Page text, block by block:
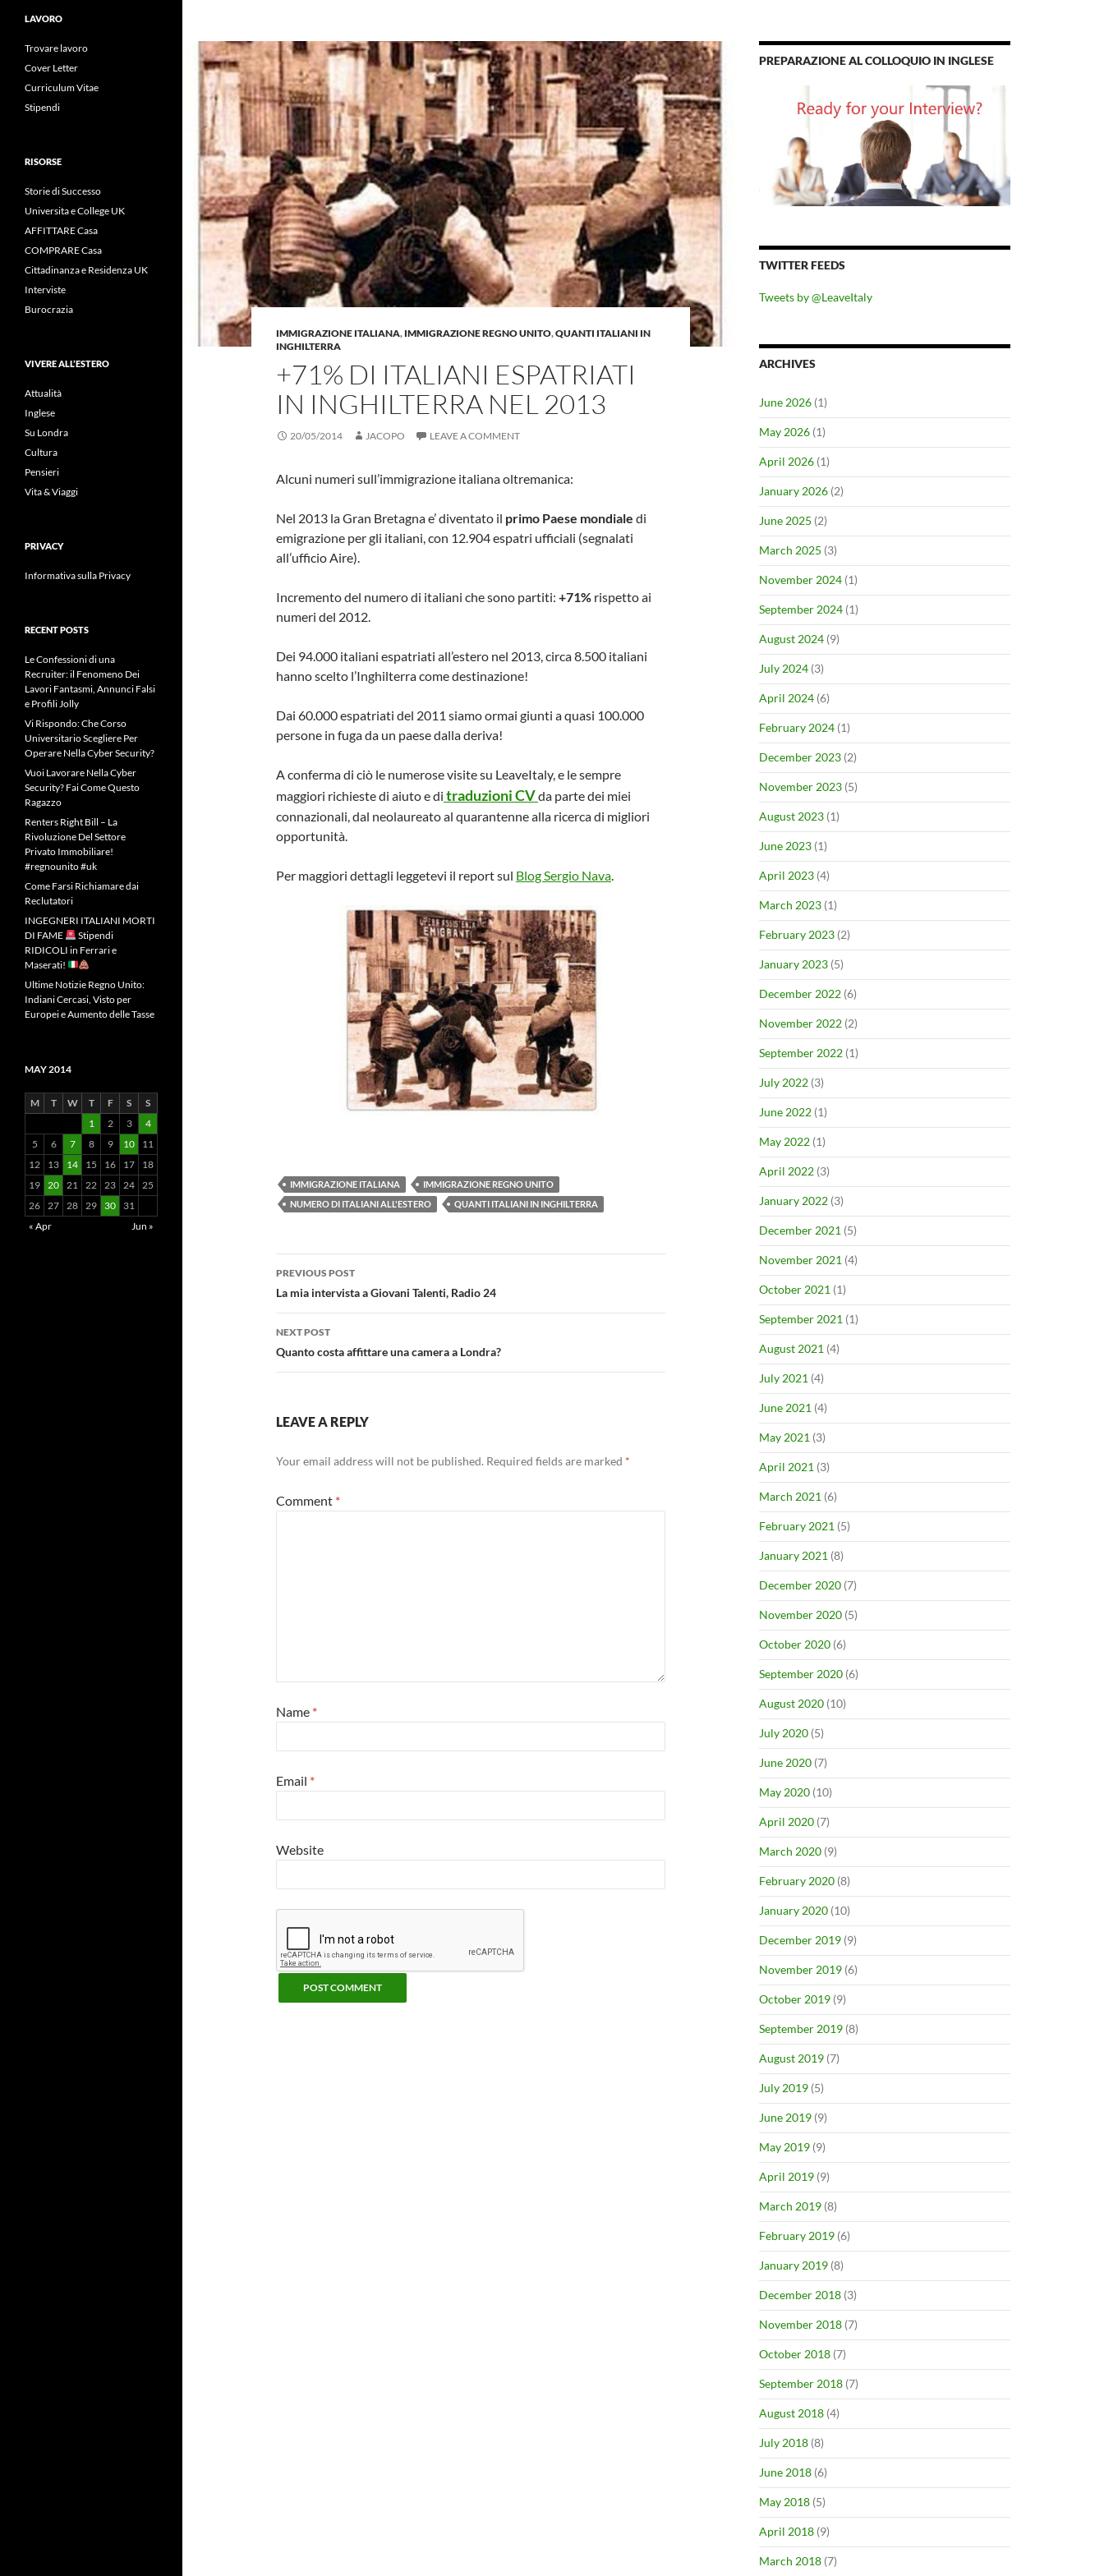
IMMIGRAZIONE ITALIANA, IMMIGRAZIONE REGNO UNITO,QUANTI ITALIANI IN
INGHILTERRA
+71% DI ITALIANI ESPATRIATI
IN INGHILTERRA NEL 2013
20/05/2014 JACOPO LEAVE A COMMENT
Alcuni numeri sull’immigrazione italiana oltremanica:
Nel 2013 la Gran Bretagna e’ diventato il primo Paese mondiale di
emigrazione per gli italiani, con 12.904 espatri ufficiali (segnalati
all’ufficio Aire).
Incremento del numero di italiani che sono partiti: +71% rispetto ai
numeri del 2012.
Dei 94.000 italiani espatriati all’estero nel 2013, circa 8.500 italiani
hanno scelto l’Inghilterra come destinazione!
Dai 60.000 espatriati del 2011 siamo ormai giunti a quasi 100.000
persone in fuga da un paese dalla deriva!
A conferma di ciò le numerose visite su LeaveItaly, e le sempre
maggiori richieste di aiuto e di traduzioni CVda parte dei miei
connazionali, dal neolaureato al quarantenne alla ricerca di migliori
opportunità.
Per maggiori dettagli leggetevi il report sul Blog Sergio Nava.
IMMIGRAZIONE ITALIANA
IMMIGRAZIONE REGNO UNITO
NUMERO DI ITALIANI ALL'ESTERO
QUANTI ITALIANI IN INGHILTERRA
Post
navigation
PREVIOUS POST
La mia intervista a Giovani Talenti, Radio 24
NEXT POST
Quanto costa affittare una camera a Londra?
LEAVE A REPLY
Your email address will not be published. Required fields are marked *
Comment *
Name *
Email *
Website
PREPARAZIONE AL COLLOQUIO IN INGLESE
TWITTER FEEDS
Tweets by @LeaveItaly
ARCHIVES
June 2026 (1)
May 2026 (1)
April 2026 (1)
January 2026 (2)
June 2025 (2)
March 2025 (3)
November 2024 (1)
September 2024 (1)
August 2024 (9)
July 2024 (3)
April 2024 (6)
February 2024 (1)
December 2023 (2)
November 2023 (5)
August 2023 (1)
June 2023 (1)
April 2023 (4)
March 2023 (1)
February 2023 (2)
January 2023 (5)
December 2022 (6)
November 2022 (2)
September 2022 (1)
July 2022 (3)
June 2022 (1)
May 2022 (1)
April 2022 (3)
January 2022 (3)
December 2021 (5)
November 2021 (4)
October 2021 (1)
September 2021 (1)
August 2021 (4)
July 2021 (4)
June 2021 (4)
May 2021 (3)
April 2021 (3)
March 2021 (6)
February 2021 (5)
January 2021 (8)
December 2020 (7)
November 2020 (5)
October 2020 (6)
September 2020 (6)
August 2020 (10)
July 2020 (5)
June 2020 (7)
May 2020 (10)
April 2020 (7)
March 2020 (9)
February 2020 (8)
January 2020 (10)
December 2019 (9)
November 2019 (6)
October 2019 (9)
September 2019 (8)
August 2019 (7)
July 2019 (5)
June 2019 (9)
May 2019 (9)
April 2019 (9)
March 2019 (8)
February 2019 (6)
January 2019 (8)
December 2018 (3)
November 2018 (7)
October 2018 (7)
September 2018 (7)
August 2018 (4)
July 2018 (8)
June 2018 (6)
May 2018 (5)
April 2018 (9)
March 2018 (7)
LAVORO
Trovare lavoro
Cover Letter
Curriculum Vitae
Stipendi
RISORSE
Storie di Successo
Universita e College UK
AFFITTARE Casa
COMPRARE Casa
Cittadinanza e Residenza UK
Interviste
Burocrazia
VIVERE ALL’ESTERO
Attualità
Inglese
Su Londra
Cultura
Pensieri
Vita & Viaggi
PRIVACY
Informativa sulla Privacy
RECENT POSTS
Le Confessioni di una
Recruiter: il Fenomeno Dei
Lavori Fantasmi, Annunci Falsi
e Profili Jolly
Vi Rispondo: Che Corso
Universitario Scegliere Per
Operare Nella Cyber Security?
Vuoi Lavorare Nella Cyber
Security? Fai Come Questo
Ragazzo
Renters Right Bill – La
Rivoluzione Del Settore
Privato Immobiliare!
#regnounito #uk
Come Farsi Richiamare dai
Reclutatori
INGEGNERI ITALIANI MORTI
DI FAME
Stipendi
RIDICOLI in Ferrari e
Maserati!
Ultime Notizie Regno Unito:
Indiani Cercasi, Visto per
Europei e Aumento delle Tasse
MAY 2014
M T W T F S
S
1
2 3
4
5
6 7 8 9 10
11
12
13 14 15 16 17
18
19 20 21 22 23 24 25
26 27 28 29 30
31
« Apr
Jun »